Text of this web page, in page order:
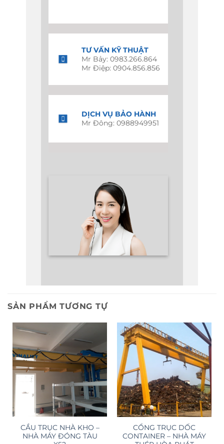
TƯ VẤN KỸ THUẬT
Mr Bảy: 0983.266.864
Mr Điệp: 0904.856.856
DỊCH VỤ BẢO HÀNH
Mr Đông: 0988949951
SẢN PHẨM TƯƠNG TỰ
CẦU TRỤC NHÀ KHO –
NHÀ MÁY ĐÓNG TÀU
CỔNG TRỤC DỐC
CONTAINER – NHÀ MÁY